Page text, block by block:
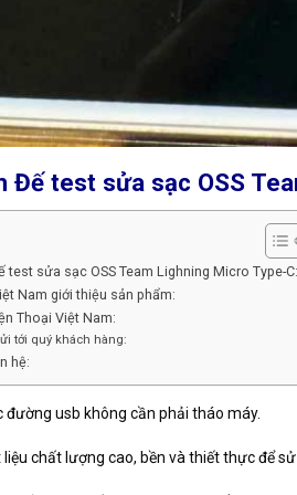
Đế test sửa sạc OSS
test sửa sạc OSS Team Lighning Micro Type-C:
Nam giới thiệu sản phẩm:
Thoại Việt Nam:
tới quý khách hàng:
hệ:
đường usb không cần phải tháo máy.
chất lượng cao, bền và thiết thực để